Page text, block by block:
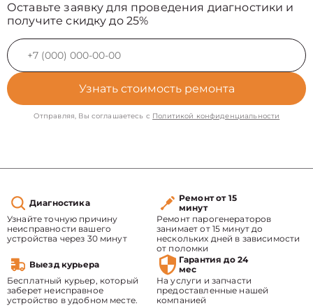
Оставьте заявку для проведения диагностики и
получите скидку до 25%
Узнать стоимость ремонта
Отправляя, Вы соглашаетесь с Политикой конфиденциальности
Диагностика
Узнайте точную причину
неисправности вашего
устройства через 30 минут
Ремонт от 15
минут
Ремонт парогенераторов
занимает от 15 минут до
нескольких дней в зависимости
от поломки
Выезд курьера
Бесплатный курьер, который
заберет неисправное
устройство в удобном месте.
Гарантия до 24
мес
На услуги и запчасти
предоставленные нашей
компанией